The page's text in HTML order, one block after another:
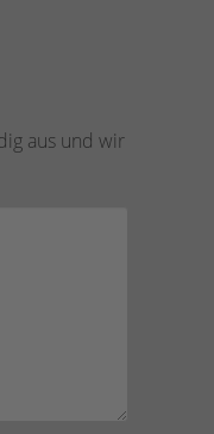
aus und wir